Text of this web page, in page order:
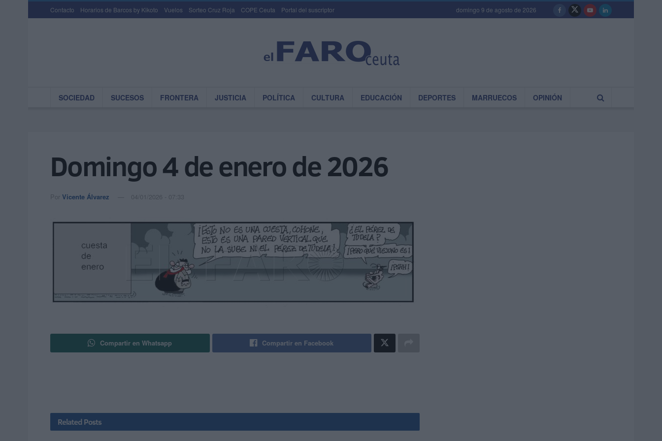
Contacto Horarios de Barcos by Kikoto Vuelos Sorteo Cruz Roja COPE Ceuta Portal del suscriptor domingo 9 de agosto de 2026
SOCIEDAD SUCESOS FRONTERA JUSTICIA POLÍTICA CULTURA EDUCACIÓN DEPORTES MARRUECOS OPINIÓN
Domingo 4 de enero de 2026
Por Vicente Álvarez 04/01/2026 - 07:33
Compartir en Whatsapp Compartir en Facebook
Related Posts